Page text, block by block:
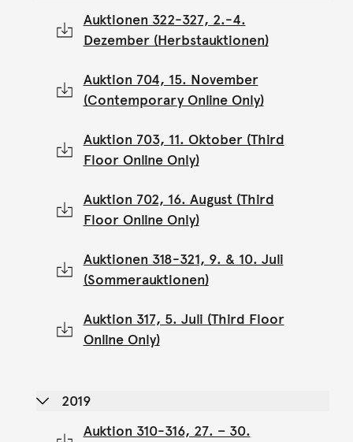
Auktionen 322-327, 2.-4.
Dezember (Herbstauktionen)
Auktion 704, 15. November
(Contemporary Online Only)
Auktion 703, 11. Oktober (Third
Floor Online Only)
Auktion 702, 16. August (Third
Floor Online Only)
Auktionen 318-321, 9. & 10. Juli
(Sommerauktionen)
Auktion 317, 5. Juli (Third Floor
Online Only)
2019
Auktion 310-316, 27. – 30.